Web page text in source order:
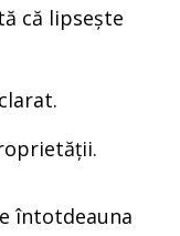
că lipsește
întotdeauna